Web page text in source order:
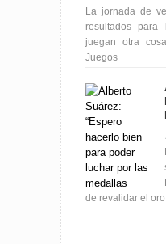
La jornada de
resultados para
juegan otra
Juegos
de revalidar el